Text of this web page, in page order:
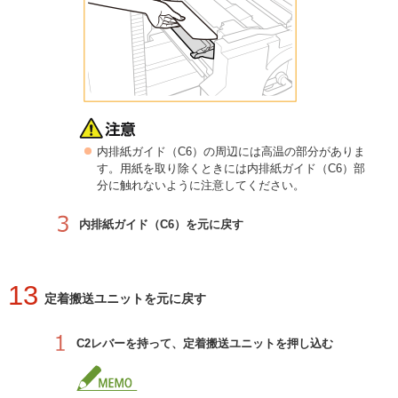
内排紙ガイド（C6）の周辺には高温の部分がありま
す。用紙を取り除くときには内排紙ガイド（C6）部
分に触れないように注意してください。
内排紙ガイド（C6）を元に戻す
13 定着搬送ユニットを元に戻す
C2レバーを持って、定着搬送ユニットを押し込む